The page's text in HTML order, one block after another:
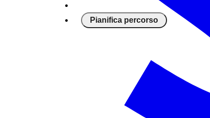
Pianifica percorso